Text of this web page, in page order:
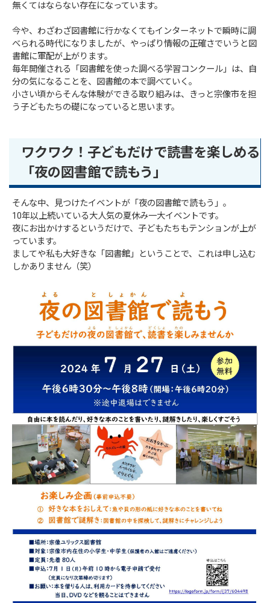
無くてはならない存在になっています。
今や、わざわざ図書館に行かなくてもインターネットで瞬時に調
べられる時代になりましたが、やっぱり情報の正確さでいうと図
書館に軍配が上がります。
毎年開催される「図書館を使った調べる学習コンクール」は、自
分の気になることを、図書館の本で調べていく。
小さい頃からそんな体験ができる取り組みは、きっと宗像市を担
う子どもたちの礎になっていると思います。
ワクワク！子どもだけで読書を楽しめる
「夜の図書館で読もう」
そんな中、見つけたイベントが「夜の図書館で読もう」。
10年以上続いている大人気の夏休み一大イベントです。
夜にお出かけするというだけで、子どもたちもテンションが上が
っています。
ましてや私も大好きな「図書館」ということで、これは申し込む
しかありません（笑）